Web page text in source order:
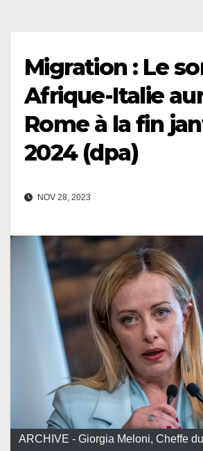
Migration : Le
Afrique-Italie
Rome à la fin
2024 (dpa)
NOV 28, 2023
ARCHIVE - Giorgia Meloni, Cheffe